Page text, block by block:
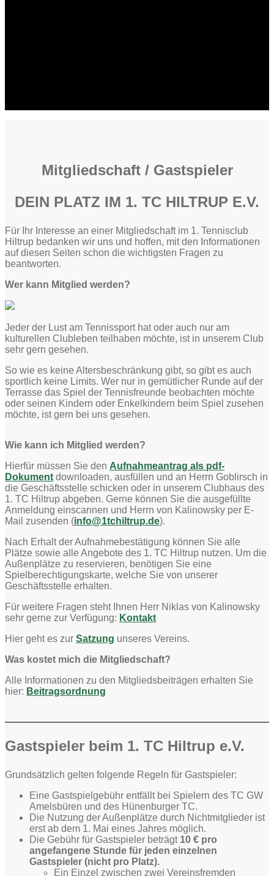
Mitgliedschaft / Gastspieler
DEIN PLATZ IM 1. TC HILTRUP E.V.
Für Ihr Interesse an einer Mitgliedschaft im 1. Tennisclub
Hiltrup bedanken wir uns und hoffen, mit den Informationen
auf diesen Seiten schon die wichtigsten Fragen zu
beantworten.
Wer kann Mitglied werden?
Jeder der Lust am Tennissport hat oder auch nur am
kulturellen Clubleben teilhaben möchte, ist in unserem Club
sehr gern gesehen.
So wie es keine Altersbeschränkung gibt, so gibt es auch
sportlich keine Limits. Wer nur in gemütlicher Runde auf der
Terrasse das Spiel der Tennisfreunde beobachten möchte
oder seinen Kindern oder Enkelkindern beim Spiel zusehen
möchte, ist gern bei uns gesehen.
Wie kann ich Mitglied werden?
Hierfür müssen Sie den Aufnahmeantrag als pdf-
Dokument downloaden, ausfüllen und an Herrn Goblirsch in
die Geschäftsstelle schicken oder in unserem Clubhaus des
1. TC Hiltrup abgeben. Gerne können Sie die ausgefüllte
Anmeldung einscannen und Herrn von Kalinowsky per E-
Mail zusenden (info@1tchiltrup.de).
Nach Erhalt der Aufnahmebestätigung können Sie alle
Plätze sowie alle Angebote des 1. TC Hiltrup nutzen. Um die
Außenplätze zu reservieren, benötigen Sie eine
Spielberechtigungskarte, welche Sie von unserer
Geschäftsstelle erhalten.
Für weitere Fragen steht Ihnen Herr Niklas von Kalinowsky
sehr gerne zur Verfügung: Kontakt
Hier geht es zur Satzung unseres Vereins.
Was kostet mich die Mitgliedschaft?
Alle Informationen zu den Mitgliedsbeiträgen erhalten Sie
hier: Beitragsordnung
Gastspieler beim 1. TC Hiltrup e.V.
Grundsätzlich gelten folgende Regeln für Gastspieler:
Eine Gastspielgebühr entfällt bei Spielern des TC GW
Amelsbüren und des Hünenburger TC.
Die Nutzung der Außenplätze durch Nichtmitglieder ist
erst ab dem 1. Mai eines Jahres möglich.
Die Gebühr für Gastspieler beträgt 10 € pro
angefangene Stunde für jeden einzelnen
Gastspieler (nicht pro Platz).
Ein Einzel zwischen zwei Vereinsfremden